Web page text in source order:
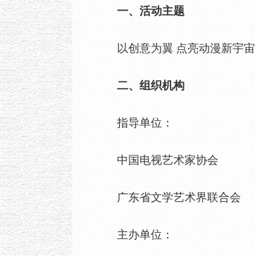
一、活动主题
以创意为翼 点亮动漫新宇宙
二、组织机构
指导单位：
中国电视艺术家协会
广东省文学艺术界联合会
主办单位：